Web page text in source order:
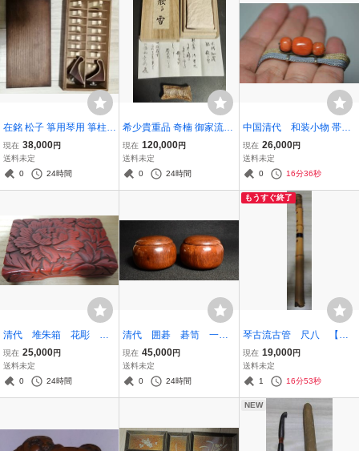
在銘 松子 箏用琴用 箏柱
琴柱15個 琴柱総重量281g
紫檀猫足 猫足総重量110g
和楽器
現在 38,000円
送料未定
0
24時間
希少貴重品 奇楠 御家流三
條西堯水銘 古渡命銘木 伽
羅「散る雪」1.41g 油 香
木 香司 鬼頭天薫堂 奇楠香
現在 120,000円
送料未定
0
24時間
中国清代 和装小物 帯留
め 珊瑚 サンゴ 本物
保証
現在 26,000円
送料未定
0
16分36秒
清代 堆朱箱 花彫 茶
道具 唐物
現在 25,000円
送料未定
0
24時間
清代 囲碁 碁笥 一
対 唐木 紫檀 花梨
重さ６４７ｇ
現在 45,000円
送料未定
0
24時間
もうすぐ終了
琴古流古管 尺八 【秋
月】在銘 2つ折 時代和
楽器
現在 19,000円
送料未定
1
16分53秒
NEW